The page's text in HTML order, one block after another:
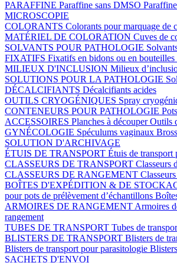
PARAFFINE Paraffine sans DMSO
MICROSCOPIE
COLORANTS Colorants pour marquage de
MATÉRIEL DE COLORATION Cuves de
SOLVANTS POUR PATHOLOGIE
FIXATIFS Fixatifs en bidons ou en bouteilles
MILIEUX D'INCLUSION Milieux
SOLUTIONS POUR LA PATHOLOGIE
DÉCALCIFIANTS Décalcifiants acides
OUTILS CRYOGÉNIQUES Spray
CONTENEURS POUR PATHOLOGIE
ACCESSOIRES Planches à découperOutils
GYNÉCOLOGIE Spéculums vaginaux
SOLUTION D'ARCHIVAGE
ÉTUIS DE TRANSPORT Étuis de transport
CLASSEURS DE TRANSPORT Classeurs
CLASSEURS DE RANGEMENT
BOÎTES D'EXPÉDITION & DE
pour pots de prélèvement d’échantillons
ARMOIRES DE RANGEMENT Armoires
rangement
TUBES DE TRANSPORT Tubes de
BLISTERS DE TRANSPORT Blisters de
Blisters de transport pour parasitologie
SACHETS D'ENVOI